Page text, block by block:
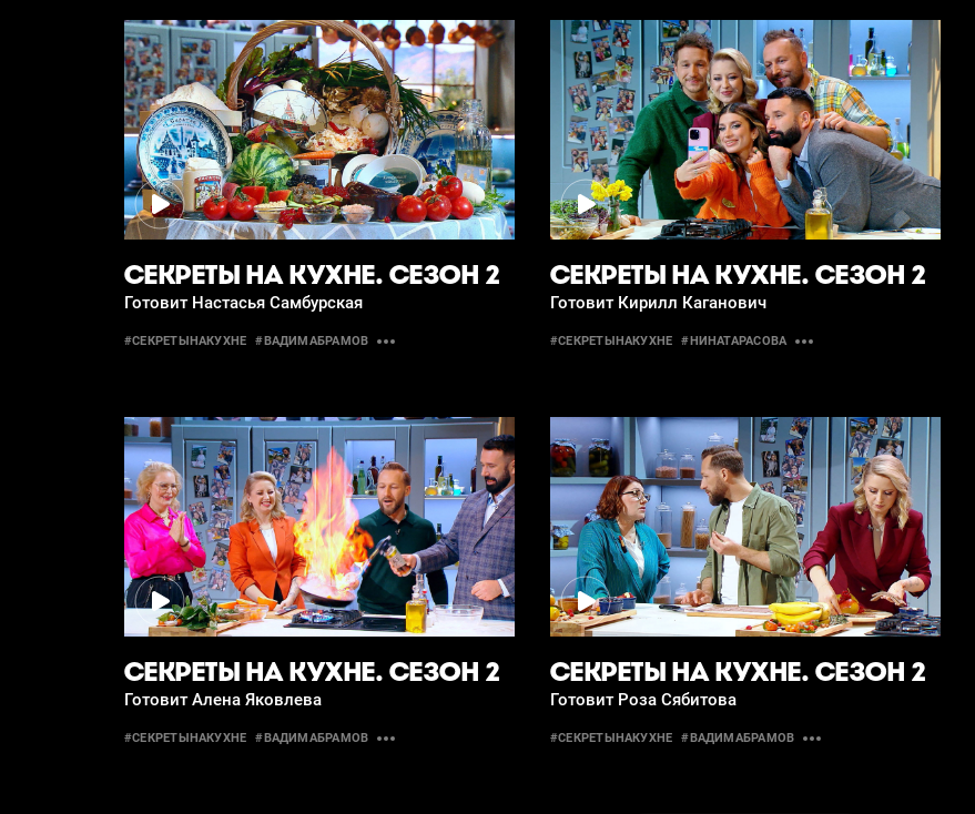
СЕКРЕТЫ НА КУХНЕ. СЕЗОН 2
Готовит Настасья Самбурская
#СЕКРЕТЫНАКУХНЕ #ВАДИМАБРАМОВ
СЕКРЕТЫ НА КУХНЕ. СЕЗОН 2
Готовит Кирилл Каганович
#СЕКРЕТЫНАКУХНЕ #НИНАТАРАСОВА
СЕКРЕТЫ НА КУХНЕ. СЕЗОН 2
Готовит Алена Яковлева
#СЕКРЕТЫНАКУХНЕ #ВАДИМАБРАМОВ
СЕКРЕТЫ НА КУХНЕ. СЕЗОН 2
Готовит Роза Сябитова
#СЕКРЕТЫНАКУХНЕ #ВАДИМАБРАМОВ